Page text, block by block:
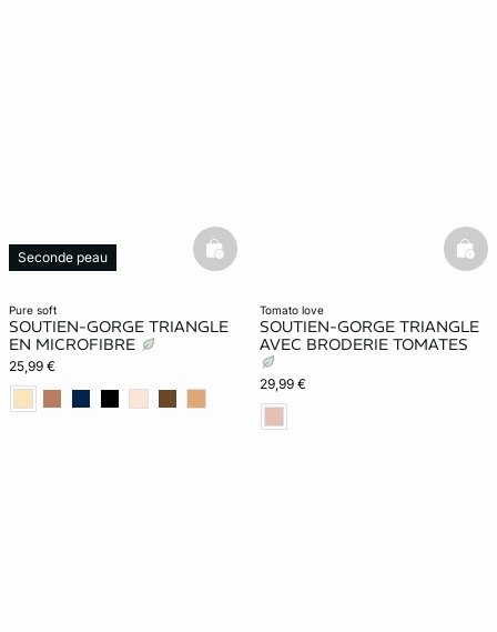
pure soft
SOUTIEN-GORGE TRIANGLE
EN MICROFIBRE
25,99 €
Seconde peau basketfull
tomato love
SOUTIEN-GORGE TRIANGLE
AVEC BRODERIE TOMATES
29,99 €